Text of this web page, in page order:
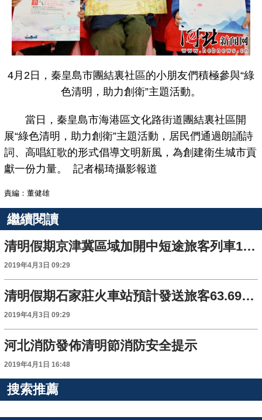
4月2日，秦皇島市團結裏社區的小朋友們積極參與“綠
色清明，助力創衛”主題活動。
當日，秦皇島市海港區文化路街道團結裏社區開
展“綠色清明，助力創衛”主題活動，居民們通過朗誦詩
詞、高唱紅歌的形式倡導文明新風，為創建衛生城市貢
獻一份力量。 記者楊琦攝影報道
責編：董健雄
繼續閱讀
清明假期京津冀區域加開中短途旅客列車142列
2019年4月3日 09:29
清明假期石家莊火車站預計發送旅客63.69萬人次
2019年4月3日 09:29
河北消防發佈清明節消防安全提示
2019年4月1日 16:48
搜索推薦